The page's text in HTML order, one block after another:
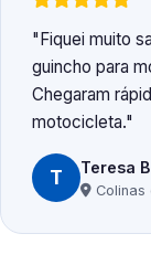
Fiquei muito
guincho para
Chegaram
motocicleta.
T Teresa
Colinas